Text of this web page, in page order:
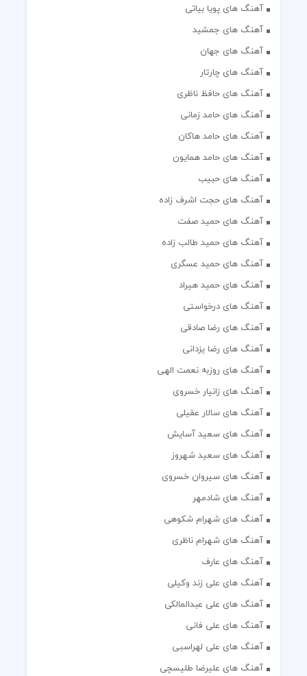
آهنگ های پویا بیاتی
آهنگ های جمشید
آهنگ های جهان
آهنگ های چارتار
آهنگ های حافظ ناظری
آهنگ های حامد زمانی
آهنگ های حامد هاکان
آهنگ های حامد همایون
آهنگ های حبیب
آهنگ های حجت اشرف زاده
آهنگ های حمید صفت
آهنگ های حمید طالب زاده
آهنگ های حمید عسگری
آهنگ های حمید هیراد
آهنگ های درخواستی
آهنگ های رضا صادقی
آهنگ های رضا یزدانی
آهنگ های روزبه نعمت الهی
آهنگ های زانیار خسروی
آهنگ های سالار عقیلی
آهنگ های سعید آسایش
آهنگ های سعید شهروز
آهنگ های سیروان خسروی
آهنگ های شادمهر
آهنگ های شهرام شکوهی
آهنگ های شهرام ناظری
آهنگ های عارف
آهنگ های علی زند وکیلی
آهنگ های علی عبدالمالکی
آهنگ های علی فانی
آهنگ های علی لهراسبی
آهنگ های علیرضا طلیسچی